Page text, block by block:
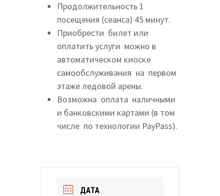
Продолжительность 1
посещения (сеанса) 45 минут.
Приобрести билет или
оплатить услуги можно в
автоматическом киоске
самообслуживания на первом
этаже ледовой арены.
Возможна оплата наличными
и банковскими картами (в том
числе по технологии PayPass).
ДАТА